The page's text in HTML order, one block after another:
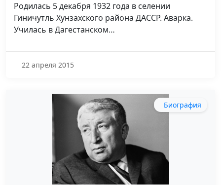
Родилась 5 декабря 1932 года в селении
Гиничутль Хунзахского района ДАССР. Аварка.
Училась в Дагестанском…
22 апреля 2015
Биография